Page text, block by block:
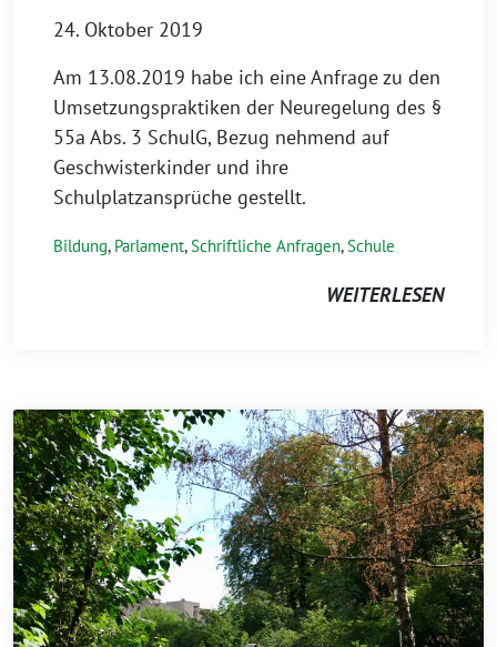
24. Oktober 2019
Am 13.08.2019 habe ich eine Anfrage zu den
Umsetzungspraktiken der Neuregelung des §
55a Abs. 3 SchulG, Bezug nehmend auf
Geschwisterkinder und ihre
Schulplatzansprüche gestellt.
Bildung, Parlament,Schriftliche Anfragen,Schule
WEITERLESEN